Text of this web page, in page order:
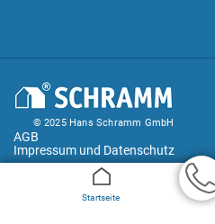
© 2025 Hans Schramm GmbH
AGB
Impressum und Datenschutz
Startseite